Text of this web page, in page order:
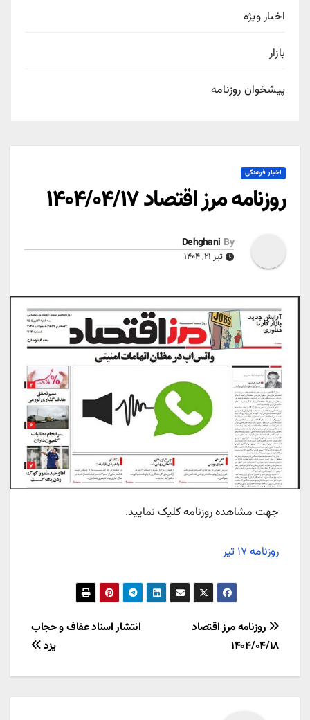
اخبار ویژه
بازار
پیشخوان روزنامه
اخبار فرهنگی
روزنامه مرز اقتصاد ۱۴۰۴/۰۴/۱۷
By
Dehghani
تیر ۲۱, ۱۴۰۴
جهت مشاهده روزنامه کلیک نمایید.
روزنامه ۱۷ تیر
راهبری
نوشته
انتشار اسناد عفاف و حجاب
یزد
روزنامه مرز اقتصاد
۱۴۰۴/۰۴/۱۸